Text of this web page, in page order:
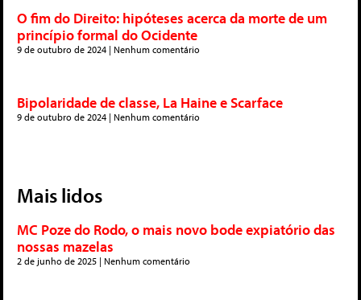
O fim do Direito: hipóteses acerca da morte de um
princípio formal do Ocidente
9 de outubro de 2024 Nenhum comentário
Bipolaridade de classe, La Haine e Scarface
9 de outubro de 2024 Nenhum comentário
Mais lidos
MC Poze do Rodo, o mais novo bode expiatório das
nossas mazelas
2 de junho de 2025 Nenhum comentário